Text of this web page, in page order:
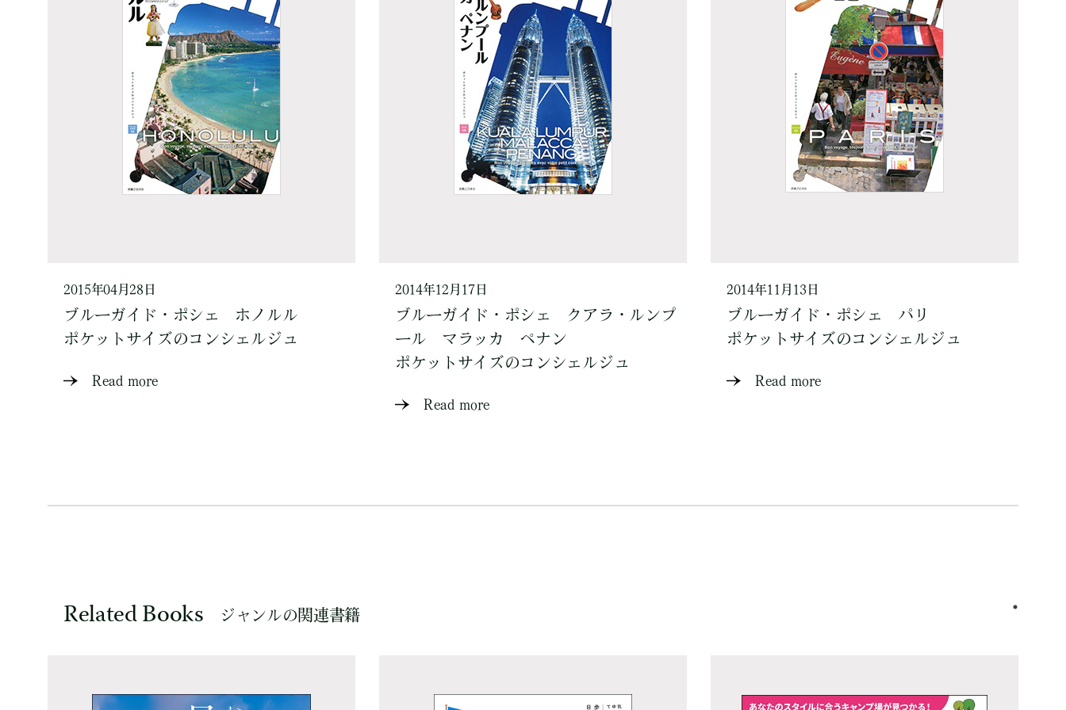
2015年04月28日
ブルーガイド・ポシェ ホノルル
ポケットサイズのコンシェルジュ
Read more
2014年12月17日
ブルーガイド・ポシェ クアラ・ルンプ
ール マラッカ ペナン
ポケットサイズのコンシェルジュ
Read more
2014年11月13日
ブルーガイド・ポシェ パリ
ポケットサイズのコンシェルジュ
Read more
Related Books ジャンルの関連書籍